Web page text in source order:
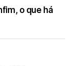
o que há